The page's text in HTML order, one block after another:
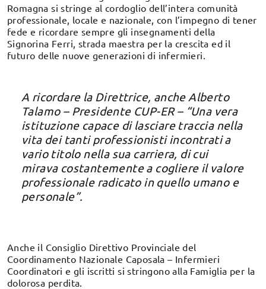
Romagna si stringe al cordoglio dell’intera comunità
professionale, locale e nazionale, con l’impegno di tener
fede e ricordare sempre gli insegnamenti della
Signorina Ferri, strada maestra per la crescita ed il
futuro delle nuove generazioni di infermieri.
A ricordare la Direttrice, anche Alberto
Talamo – Presidente CUP-ER – “Una vera
istituzione capace di lasciare traccia nella
vita dei tanti professionisti incontrati a
vario titolo nella sua carriera, di cui
mirava costantemente a cogliere il valore
professionale radicato in quello umano e
personale”.
Anche il Consiglio Direttivo Provinciale del
Coordinamento Nazionale Caposala – Infermieri
Coordinatori e gli iscritti si stringono alla Famiglia per la
dolorosa perdita.